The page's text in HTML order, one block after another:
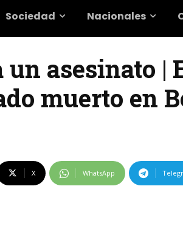
Sociedad Nacionales
un asesinato |
muerto en
X WhatsApp